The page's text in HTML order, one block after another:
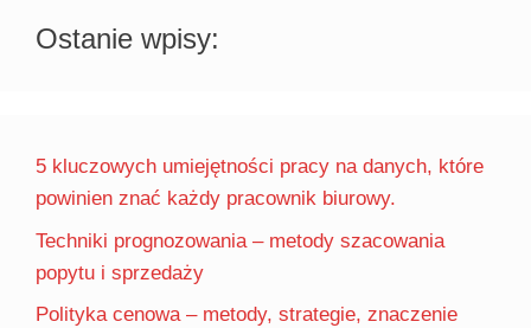
Ostanie wpisy:
5 kluczowych umiejętności pracy na danych, które
powinien znać każdy pracownik biurowy.
Techniki prognozowania – metody szacowania
popytu i sprzedaży
Polityka cenowa – metody, strategie, znaczenie